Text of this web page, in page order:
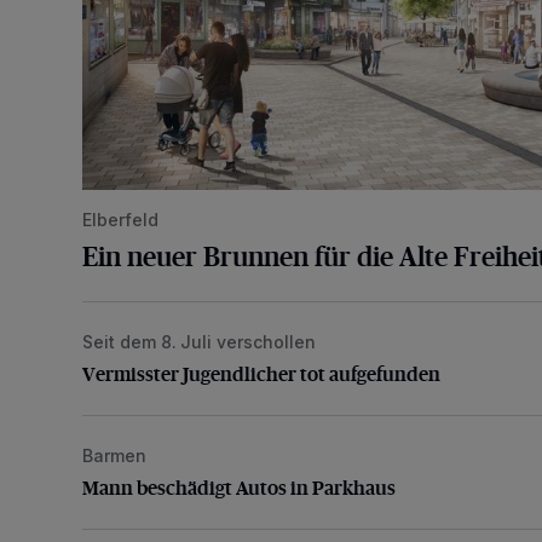
Elberfeld
Ein neuer Brunnen für die Alte
Vermisster Jugendlicher tot aufgefunden
Seit dem 8. Juli verschollen
Vermisster Jugendlicher tot aufgefunden
Mann beschädigt Autos in Parkhaus
Barmen
Mann beschädigt Autos in Parkhaus